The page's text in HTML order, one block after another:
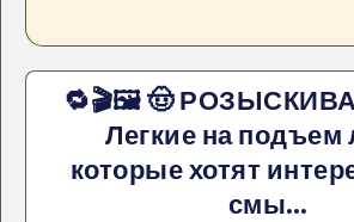
🔁🎬🖼 🤠
Легкие на
которые хотят
смы…